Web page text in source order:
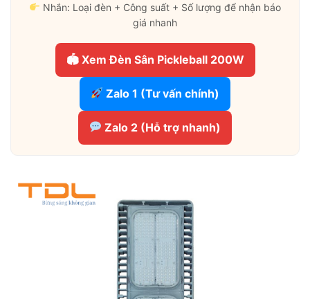
Nhắn: Loại đèn + Công suất + Số lượng để nhận báo
giá nhanh
🏟 Xem Đèn Sân Pickleball 200W
Zalo 1 (Tư vấn chính)
Zalo 2 (Hỗ trợ nhanh)